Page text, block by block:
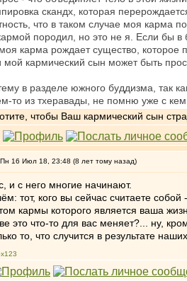
скандх, которая
что в таком случае моя карма
породил, но это не я. Если бы
карма рождает существо,
мой кармический сын может быть
в разделе южного буддизма, так
то из тхеравады, не помню уже с кем.
чтобы Ваш кармический сын
16 Июл 18, 23:48 (8 лет тому назад)
и с него многие начинают.
тот, кого вы сейчас считаете
кармы которого является ваша
это что-то для вас меняет?... ну,
то, что случится в результате